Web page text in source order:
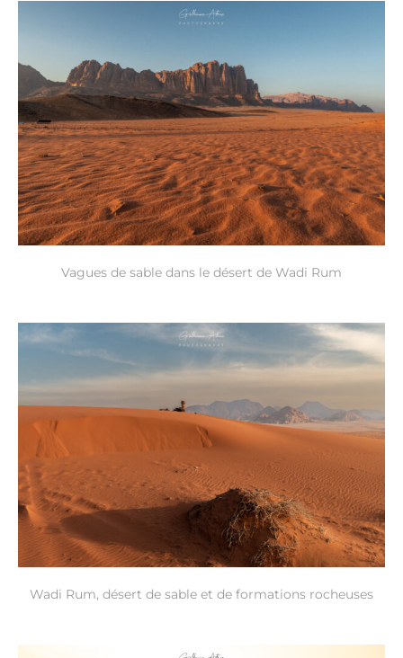
Vagues de sable dans le désert de Wadi Rum
Wadi Rum, désert de sable et de formations rocheuses